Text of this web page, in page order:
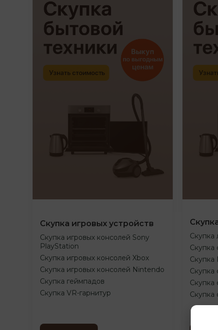
Скупка игровых устройств
Скупка игровых консолей Sony
PlayStation
Скупка игровых консолей Xbox
Скупка игровых консолей Nintendo
Скупка геймпадов
Скупка VR-гарнитур
Скупка
Скупка
Скупка
Скупка
Скупка